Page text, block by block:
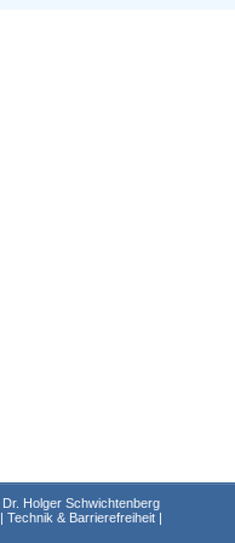
Dr. Holger Schwichtenberg
| Technik & Barrierefreiheit |